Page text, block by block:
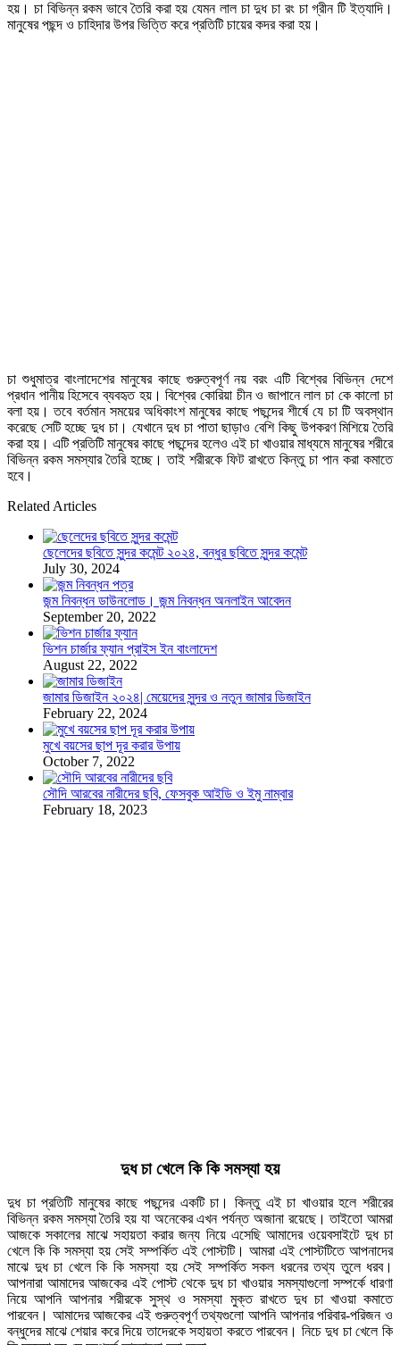
হয়। চা বিভিন্ন রকম ভাবে তৈরি করা হয় যেমন লাল চা দুধ চা রং চা গ্রীন টি ইত্যাদি।
মানুষের পছন্দ ও চাহিদার উপর ভিত্তি করে প্রতিটি চায়ের কদর করা হয়।
চা শুধুমাত্র বাংলাদেশের মানুষের কাছে গুরুত্বপূর্ণ নয় বরং এটি বিশ্বের বিভিন্ন দেশে
প্রধান পানীয় হিসেবে ব্যবহৃত হয়। বিশ্বের কোরিয়া চীন ও জাপানে লাল চা কে কালো চা
বলা হয়। তবে বর্তমান সময়ের অধিকাংশ মানুষের কাছে পছন্দের শীর্ষে যে চা টি অবস্থান
করেছে সেটি হচ্ছে দুধ চা। যেখানে দুধ চা পাতা ছাড়াও বেশি কিছু উপকরণ মিশিয়ে তৈরি
করা হয়। এটি প্রতিটি মানুষের কাছে পছন্দের হলেও এই চা খাওয়ার মাধ্যমে মানুষের শরীরে
বিভিন্ন রকম সমস্যার তৈরি হচ্ছে। তাই শরীরকে ফিট রাখতে কিন্তু চা পান করা কমাতে
হবে।
Related Articles
ছেলেদের ছবিতে সুন্দর কমেন্ট ২০২৪, বন্ধুর ছবিতে সুন্দর কমেন্ট
July 30, 2024
জন্ম নিবন্ধন ডাউনলোড। জন্ম নিবন্ধন অনলাইন আবেদন
September 20, 2022
ভিশন চার্জার ফ্যান প্রাইস ইন বাংলাদেশ
August 22, 2022
জামার ডিজাইন ২০২৪| মেয়েদের সুন্দর ও নতুন জামার ডিজাইন
February 22, 2024
মুখে বয়সের ছাপ দূর করার উপায়
October 7, 2022
সৌদি আরবের নারীদের ছবি, ফেসবুক আইডি ও ইমু নাম্বার
February 18, 2023
দুধ চা খেলে কি কি সমস্যা হয়
দুধ চা প্রতিটি মানুষের কাছে পছন্দের একটি চা। কিন্তু এই চা খাওয়ার হলে শরীরের
বিভিন্ন রকম সমস্যা তৈরি হয় যা অনেকের এখন পর্যন্ত অজানা রয়েছে। তাইতো আমরা
আজকে সকালের মাঝে সহায়তা করার জন্য নিয়ে এসেছি আমাদের ওয়েবসাইটে দুধ চা
খেলে কি কি সমস্যা হয় সেই সম্পর্কিত এই পোস্টটি। আমরা এই পোস্টটিতে আপনাদের
মাঝে দুধ চা খেলে কি কি সমস্যা হয় সেই সম্পর্কিত সকল ধরনের তথ্য তুলে ধরব।
আপনারা আমাদের আজকের এই পোস্ট থেকে দুধ চা খাওয়ার সমস্যাগুলো সম্পর্কে ধারণা
নিয়ে আপনি আপনার শরীরকে সুস্থ ও সমস্যা মুক্ত রাখতে দুধ চা খাওয়া কমাতে
পারবেন। আমাদের আজকের এই গুরুত্বপূর্ণ তথ্যগুলো আপনি আপনার পরিবার-পরিজন ও
বন্ধুদের মাঝে শেয়ার করে দিয়ে তাদেরকে সহায়তা করতে পারবেন। নিচে দুধ চা খেলে কি